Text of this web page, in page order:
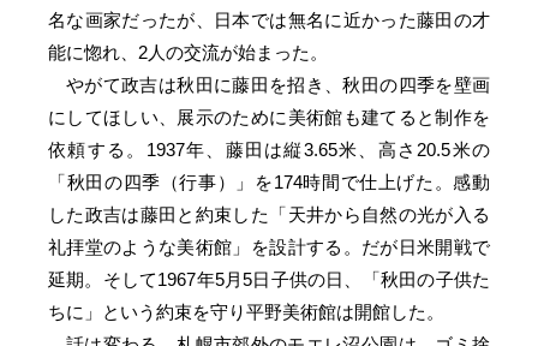
名な画家だったが、日本では無名に近かった藤田の才
能に惚れ、2人の交流が始まった。
やがて政吉は秋田に藤田を招き、秋田の四季を壁画
にしてほしい、展示のために美術館も建てると制作を
依頼する。1937年、藤田は縦3.65米、高さ20.5米の
「秋田の四季（行事）」を174時間で仕上げた。感動
した政吉は藤田と約束した「天井から自然の光が入る
礼拝堂のような美術館」を設計する。だが日米開戦で
延期。そして1967年5月5日子供の日、「秋田の子供た
ちに」という約束を守り平野美術館は開館した。